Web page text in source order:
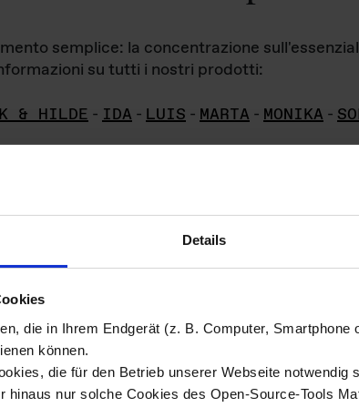
Details
die in Ihrem Endgerät (z. B. Computer, Smartphone
können.
die für den Betrieb unserer Webseite notwendig
hinaus nur solche Cookies des Open-Source-Tools
semplice: la concentrazione
su tutti i nostri prodotti:
& HILDE - IDA - LUIS - MARTA - MONIKA -
di
materiale fotografico sono detenuti daDas